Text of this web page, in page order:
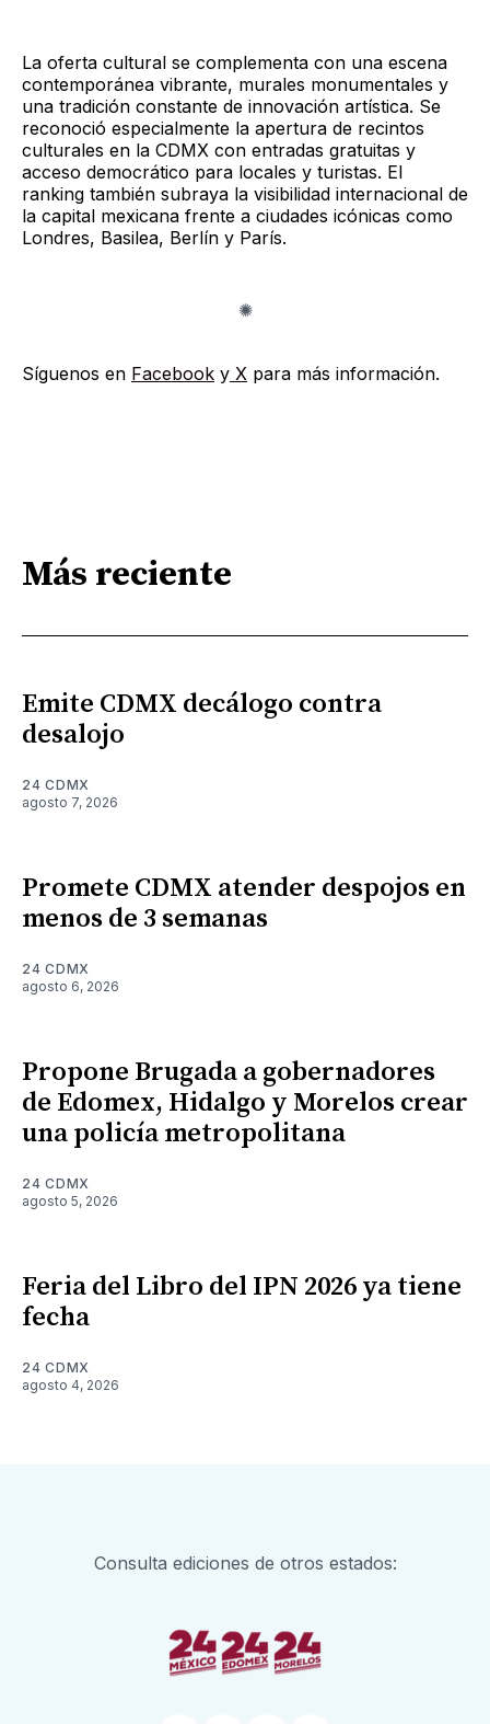
La oferta cultural se complementa con una escena
contemporánea vibrante, murales monumentales y
una tradición constante de innovación artística.​ Se
reconoció especialmente la apertura de recintos
culturales en la CDMX con entradas gratuitas y
acceso democrático para locales y turistas. El
ranking también subraya la visibilidad internacional de
la capital mexicana frente a ciudades icónicas como
Londres, Basilea, Berlín y París.
Síguenos en Facebook y X para más información.
Más reciente
Emite CDMX decálogo contra
desalojo
24 CDMX
agosto 7, 2026
Promete CDMX atender despojos en
menos de 3 semanas
24 CDMX
agosto 6, 2026
Propone Brugada a gobernadores
de Edomex, Hidalgo y Morelos crear
una policía metropolitana
24 CDMX
agosto 5, 2026
Feria del Libro del IPN 2026 ya tiene
fecha
24 CDMX
agosto 4, 2026
Consulta ediciones de otros estados: